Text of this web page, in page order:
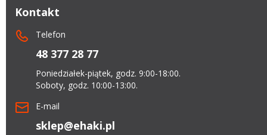
Kontakt
Telefon
48 377 28 77
Poniedziałek-piątek, godz. 9:00-18:00.
Soboty, godz. 10:00-13:00.
E-mail
sklep@ehaki.pl